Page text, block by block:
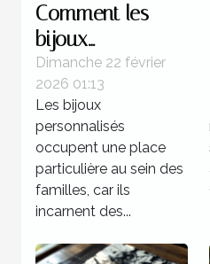
Comment les
bijoux
personnalisés
renforcent les
liens familiaux ?
Dimanche 22 février
2026 01:13
Les bijoux
personnalisés
occupent une place
particulière au sein des
familles, car ils
incarnent des...